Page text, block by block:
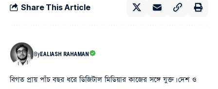
Share This Article
ByEALIASH RAHAMAN
বিগত প্রায় পাঁচ বছর ধরে ডিজিটাল মিডিয়ার কাজের সঙ্গে যুক্ত। দেশ ও